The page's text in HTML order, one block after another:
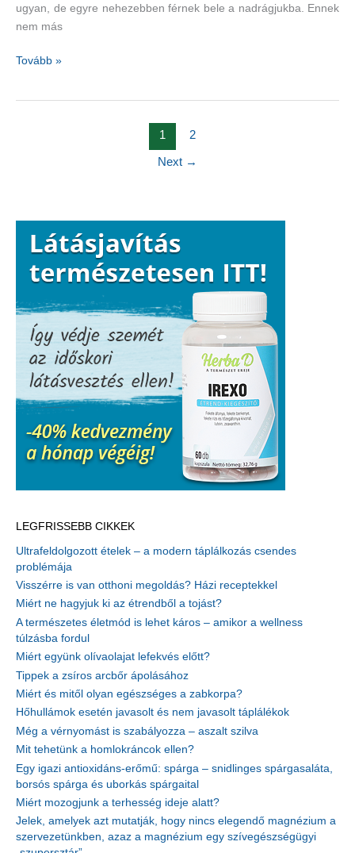
ugyan, de egyre nehezebben férnek bele a nadrágjukba. Ennek
nem más
Nem
Tovább »
1 2
Next →
LEGFRISSEBB CIKKEK
Ultrafeldolgozott ételek – a modern táplálkozás csendes
problémája
Visszérre is van otthoni megoldás? Házi receptekkel
Miért ne hagyjuk ki az étrendből a tojást?
A természetes életmód is lehet káros – amikor a wellness
túlzásba fordul
Miért együnk olívaolajat lefekvés előtt?
Tippek a zsíros arcbőr ápolásához
Miért és mitől olyan egészséges a zabkorpa?
Hőhullámok esetén javasolt és nem javasolt táplálékok
Még a vérnyomást is szabályozza – aszalt szilva
Mit tehetünk a homlokráncok ellen?
Egy igazi antioxidáns-erőmű: spárga – snidlinges spárgasaláta,
borsós spárga és uborkás spárgaital
Miért mozogjunk a terhesség ideje alatt?
Jelek, amelyek azt mutatják, hogy nincs elegendő magnézium a
szervezetünkben, azaz a magnézium egy szívegészségügyi